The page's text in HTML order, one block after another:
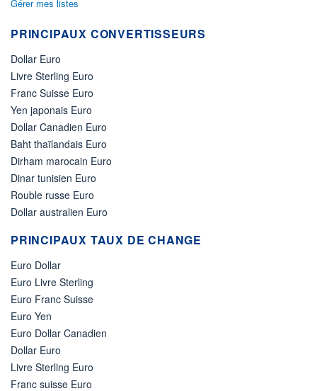
Gérer mes listes
PRINCIPAUX CONVERTISSEURS
Dollar Euro
Livre Sterling Euro
Franc Suisse Euro
Yen japonais Euro
Dollar Canadien Euro
Baht thaïlandais Euro
Dirham marocain Euro
Dinar tunisien Euro
Rouble russe Euro
Dollar australien Euro
PRINCIPAUX TAUX DE CHANGE
Euro Dollar
Euro Livre Sterling
Euro Franc Suisse
Euro Yen
Euro Dollar Canadien
Dollar Euro
Livre Sterling Euro
Franc suisse Euro